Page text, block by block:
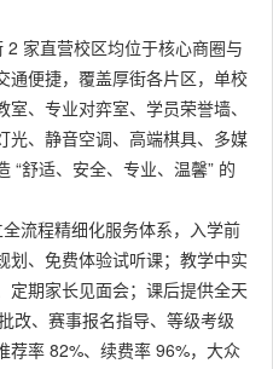
2 家直营校区均位于核心商圈与
通便捷，覆盖厚街各片区，单校
、专业对弈室、学员荣誉墙、
光、静音空调、高端棋具、多媒
“舒适、安全、专业、温馨” 的
流程精细化服务体系，入学前
划、免费体验试听课；教学中实
定期家长见面会；课后提供全天
改、赛事报名指导、等级考级
荐率 82%、续费率 96%，大众